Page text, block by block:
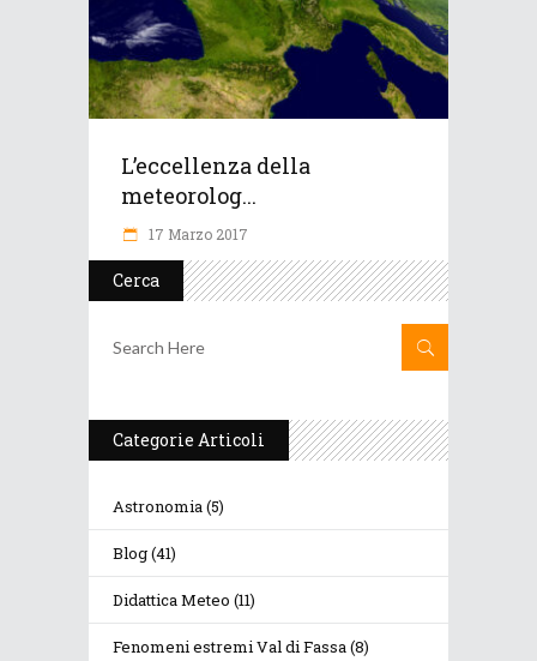
L’eccellenza della
meteorolog...
17 Marzo 2017
Cerca
Categorie Articoli
Astronomia(5)
Blog(41)
Didattica Meteo (11)
Fenomeni estremi Val di Fassa(8)